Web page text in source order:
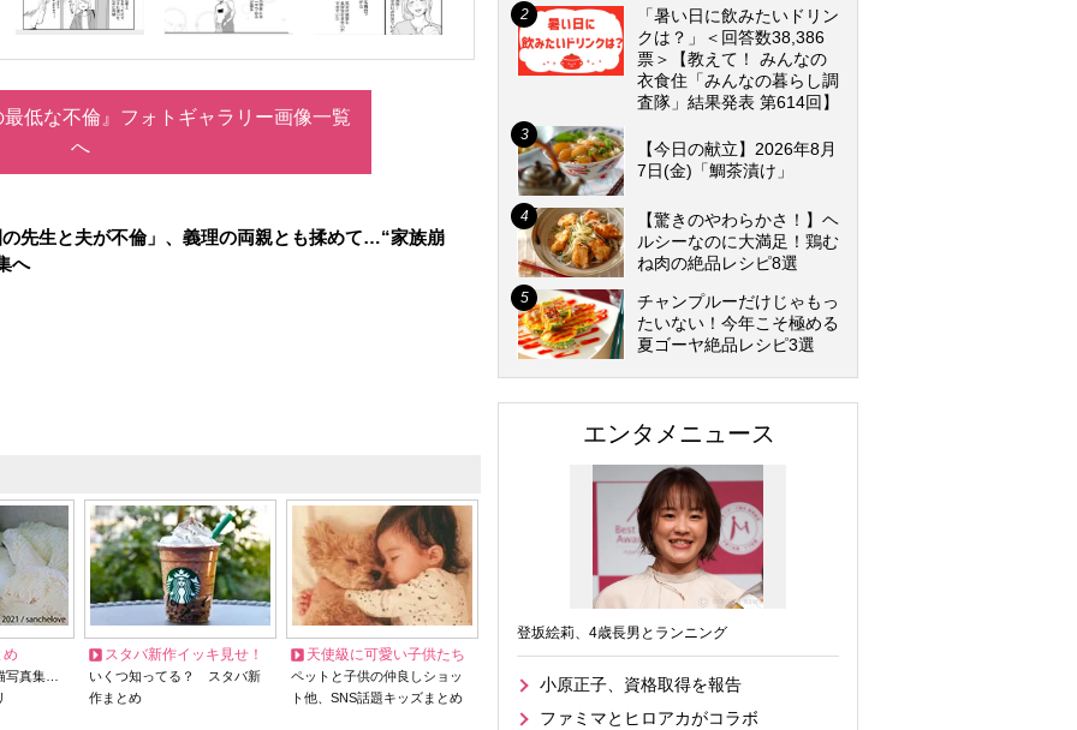
低な不倫』フォトギャラリー画像一覧
へ
先生と夫が不倫」、義理の両親とも揉めて…“家族崩
へ
め
写真集…
スタバ新作イッキ見せ！
いくつ知ってる？ スタバ新
作まとめ
天使級に可愛い子供たち
ペットと子供の仲良しショッ
ト他、SNS話題キッズまとめ
「暑い日に飲みたいドリン
クは？」＜回答数38,386
票＞【教えて！ みんなの
衣食住「みんなの暮らし調
査隊」結果発表 第614回】
【今日の献立】2026年8月
7日(金)「鯛茶漬け」
【驚きのやわらかさ！】ヘ
ルシーなのに大満足！鶏む
ね肉の絶品レシピ8選
チャンプルーだけじゃもっ
たいない！今年こそ極める
夏ゴーヤ絶品レシピ3選
エンタメニュース
登坂絵莉、4歳長男とランニング
小原正子、資格取得を報告
ファミマとヒロアカがコラボ